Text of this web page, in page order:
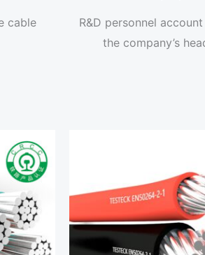
cable
R&D personnel
the company’s